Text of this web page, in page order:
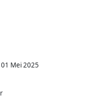
Mei 2025